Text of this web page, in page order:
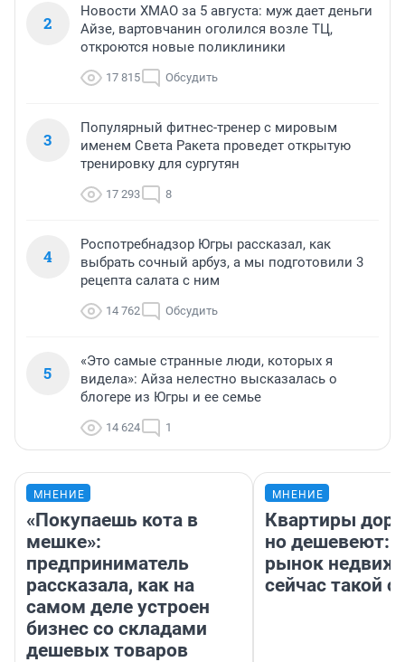
2
Новости ХМАО за 5 августа: муж дает деньги
Айзе, вартовчанин оголился возле ТЦ,
откроются новые поликлиники
17 815 Обсудить
3
Популярный фитнес-тренер с мировым
именем Света Ракета проведет открытую
тренировку для сургутян
17 293 8
4
Роспотребнадзор Югры рассказал, как
выбрать сочный арбуз, а мы подготовили 3
рецепта салата с ним
14 762 Обсудить
5
«Это самые странные люди, которых я
видела»: Айза нелестно высказалась о
блогере из Югры и ее семье
14 624 1
МНЕНИЕ
«Покупаешь кота в
мешке»:
предприниматель
рассказала, как на
самом деле устроен
бизнес со складами
дешевых товаров
МНЕНИЕ
Квартиры
но дешевеют:
рынок
сейчас такой